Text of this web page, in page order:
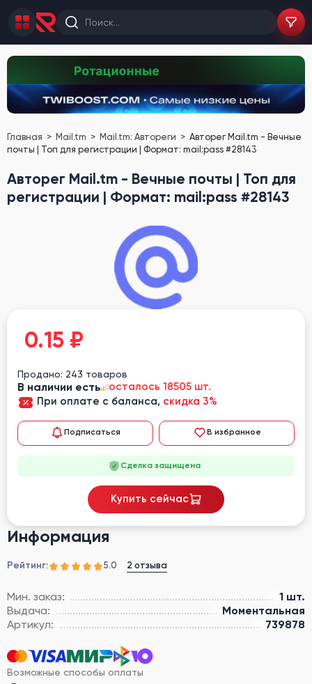
Главная Mail.tm Mail.tm: Автореги
Авторег Mail.tm - Вечные
почты | Топ для регистрации | Формат: mail:pass #28143
Авторег Mail.tm - Вечные почты | Топ для
регистрации | Формат: mail:pass #28143
Информация
Рейтинг: 5.0 2 отзыва
Мин. заказ:
1 шт.
Выдача:
Моментальная
Артикул:
739878
Возможные способы оплаты
0.15 ₽
Продано: 243 товаров
В наличии есть
осталось 18505 шт.
При оплате с баланса, скидка 3%
Подписаться В избранное
Сделка защищена
Купить сейчас